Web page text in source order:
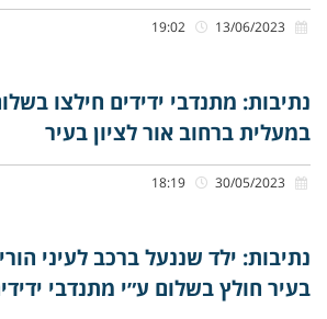
נתיבות: מתנדבי ידידים חילצו
במעלית ברחוב אור לציון בעיר
נתיבות: ילד שננעל ברכב לעיני
בעיר חולץ בשלום ע״י מתנדבי